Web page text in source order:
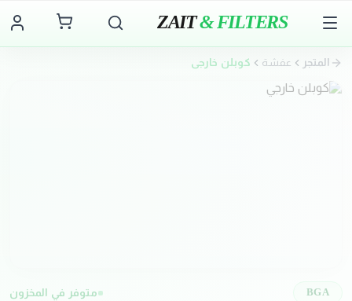
ZAIT& FILTERS
المتجر عفشة كوبلن خارجي
BGA متوفر في المخزون